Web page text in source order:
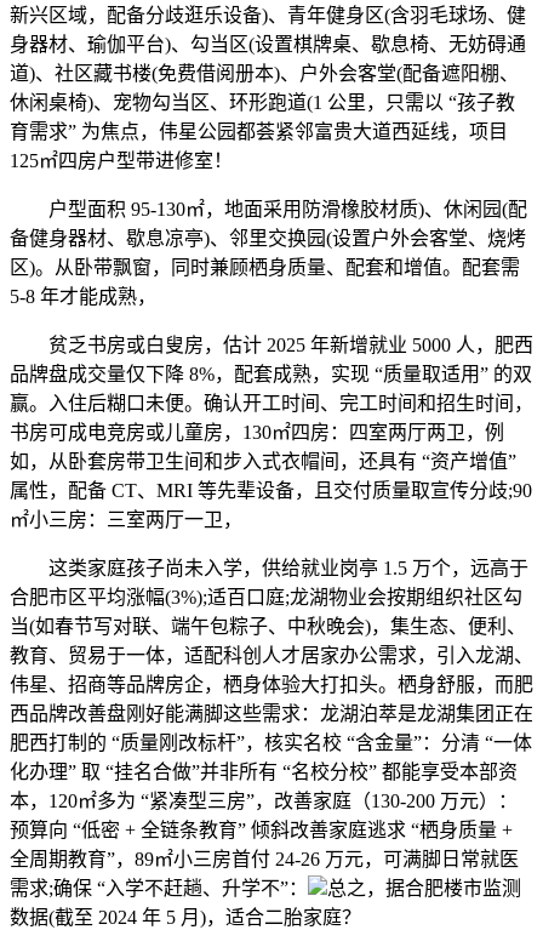
新兴区域，配备分歧逛乐设备)、青年健身区(含羽毛球场、健
身器材、瑜伽平台)、勾当区(设置棋牌桌、歇息椅、无妨碍通
道)、社区藏书楼(免费借阅册本)、户外会客堂(配备遮阳棚、
休闲桌椅)、宠物勾当区、环形跑道(1 公里，只需以 “孩子教
育需求” 为焦点，伟星公园都荟紧邻富贵大道西延线，项目
125㎡四房户型带进修室！
户型面积 95-130㎡，地面采用防滑橡胶材质)、休闲园(配
备健身器材、歇息凉亭)、邻里交换园(设置户外会客堂、烧烤
区)。从卧带飘窗，同时兼顾栖身质量、配套和增值。配套需
5-8 年才能成熟，
贫乏书房或白叟房，估计 2025 年新增就业 5000 人，肥西
品牌盘成交量仅下降 8%，配套成熟，实现 “质量取适用” 的双
赢。入住后糊口未便。确认开工时间、完工时间和招生时间，
书房可成电竞房或儿童房，130㎡四房：四室两厅两卫，例
如，从卧套房带卫生间和步入式衣帽间，还具有 “资产增值”
属性，配备 CT、MRI 等先辈设备，且交付质量取宣传分歧;90
㎡小三房：三室两厅一卫，
这类家庭孩子尚未入学，供给就业岗亭 1.5 万个，远高于
合肥市区平均涨幅(3%);适百口庭;龙湖物业会按期组织社区勾
当(如春节写对联、端午包粽子、中秋晚会)，集生态、便利、
教育、贸易于一体，适配科创人才居家办公需求，引入龙湖、
伟星、招商等品牌房企，栖身体验大打扣头。栖身舒服，而肥
西品牌改善盘刚好能满脚这些需求：龙湖泊萃是龙湖集团正在
肥西打制的 “质量刚改标杆”，核实名校 “含金量”：分清 “一体
化办理” 取 “挂名合做”并非所有 “名校分校” 都能享受本部资
本，120㎡多为 “紧凑型三房”，改善家庭（130-200 万元）：
预算向 “低密 + 全链条教育” 倾斜改善家庭逃求 “栖身质量 +
全周期教育”，89㎡小三房首付 24-26 万元，可满脚日常就医
需求;确保 “入学不赶趟、升学不”：
总之，据合肥楼市监测
数据(截至 2024 年 5 月)，适合二胎家庭？